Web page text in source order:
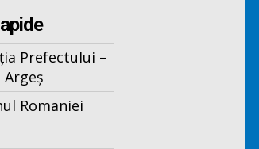
Prefectului –
Argeș
Romaniei